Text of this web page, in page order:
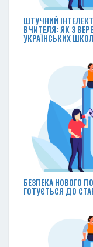
ШТУЧНИЙ
ВЧИТЕЛЯ: ЯК З
УКРАЇНСЬКИХ
БЕЗПЕКА НОВОГО
ГОТУЄТЬСЯ ДО